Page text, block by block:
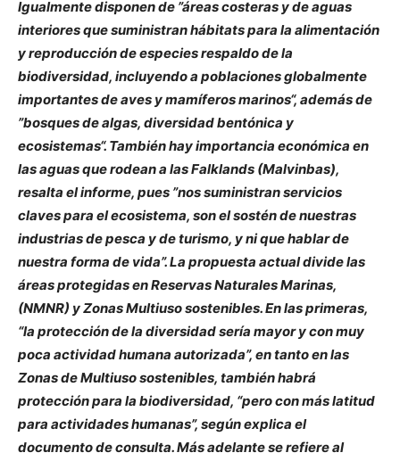
Igualmente disponen de ”áreas costeras y de aguas
interiores que suministran hábitats para la alimentación
y reproducción de especies respaldo de la
biodiversidad, incluyendo a poblaciones globalmente
importantes de aves y mamíferos marinos“, además de
”bosques de algas, diversidad bentónica y
ecosistemas“. También hay importancia económica en
las aguas que rodean a las Falklands (Malvinbas),
resalta el informe, pues ”nos suministran servicios
claves para el ecosistema, son el sostén de nuestras
industrias de pesca y de turismo, y ni que hablar de
nuestra forma de vida”. La propuesta actual divide las
áreas protegidas en Reservas Naturales Marinas,
(NMNR) y Zonas Multiuso sostenibles. En las primeras,
“la protección de la diversidad sería mayor y con muy
poca actividad humana autorizada”, en tanto en las
Zonas de Multiuso sostenibles, también habrá
protección para la biodiversidad, “pero con más latitud
para actividades humanas”, según explica el
documento de consulta. Más adelante se refiere al